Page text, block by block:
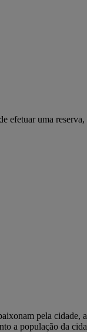
efetuar uma
pela
a população da